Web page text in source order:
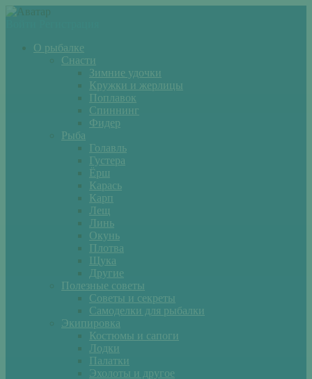
О рыбалке
Снасти
Зимние удочки
Кружки и жерлицы
Поплавок
Спиннинг
Фидер
Рыба
Голавль
Густера
Ёрш
Карась
Карп
Лещ
Линь
Окунь
Плотва
Щука
Другие
Полезные советы
Советы и секреты
Самоделки для рыбалки
Экипировка
Костюмы и сапоги
Лодки
Палатки
Эхолоты и другое